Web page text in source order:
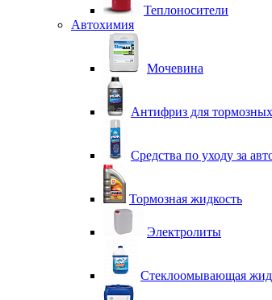
Теплоносители
Автохимия
Мочевина
Антифриз для
Средства по уходу за
Тормозная жидкость
Электролиты
Стеклоомывающая